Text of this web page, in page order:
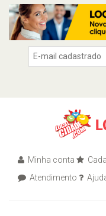
Minha conta
Atendimento